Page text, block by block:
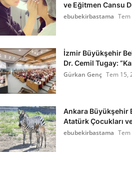
ve Eğitmen Cansu
ebubekirbastama Tem
İzmir Büyükşehir
Dr. Cemil Tugay:
Gürkan Genç Tem 15,
Ankara Büyükşehir
Atatürk Çocukları
ebubekirbastama Tem